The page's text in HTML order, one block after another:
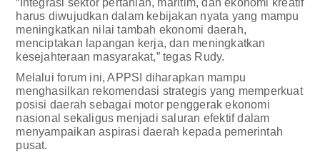
“Integrasi sektor pertanian, maritim, dan ekonomi kreatif
harus diwujudkan dalam kebijakan nyata yang mampu
meningkatkan nilai tambah ekonomi daerah,
menciptakan lapangan kerja, dan meningkatkan
kesejahteraan masyarakat,” tegas Rudy.
Melalui forum ini, APPSI diharapkan mampu
menghasilkan rekomendasi strategis yang memperkuat
posisi daerah sebagai motor penggerak ekonomi
nasional sekaligus menjadi saluran efektif dalam
menyampaikan aspirasi daerah kepada pemerintah
pusat.